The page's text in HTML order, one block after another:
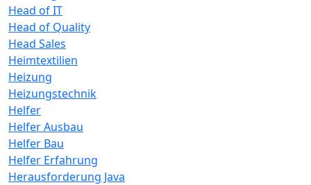
Head of IT
Head of Quality
Head Sales
Heimtextilien
Heizung
Heizungstechnik
Helfer
Helfer Ausbau
Helfer Bau
Helfer Erfahrung
Herausforderung Java